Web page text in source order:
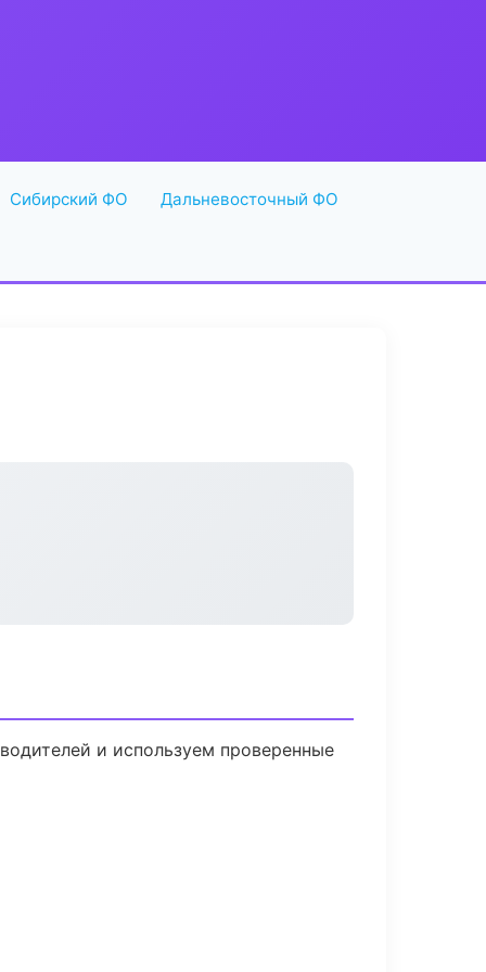
Сибирский ФО Дальневосточный ФО
и используем проверенные